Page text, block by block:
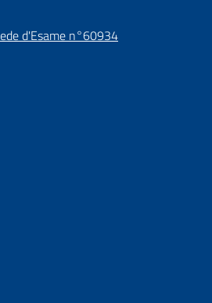
d'Esame n°60934